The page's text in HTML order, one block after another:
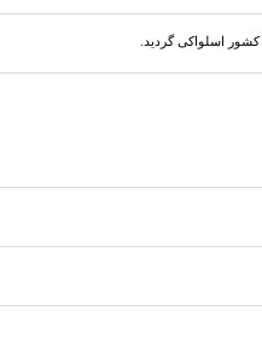
کشور اسلواکی گردید.